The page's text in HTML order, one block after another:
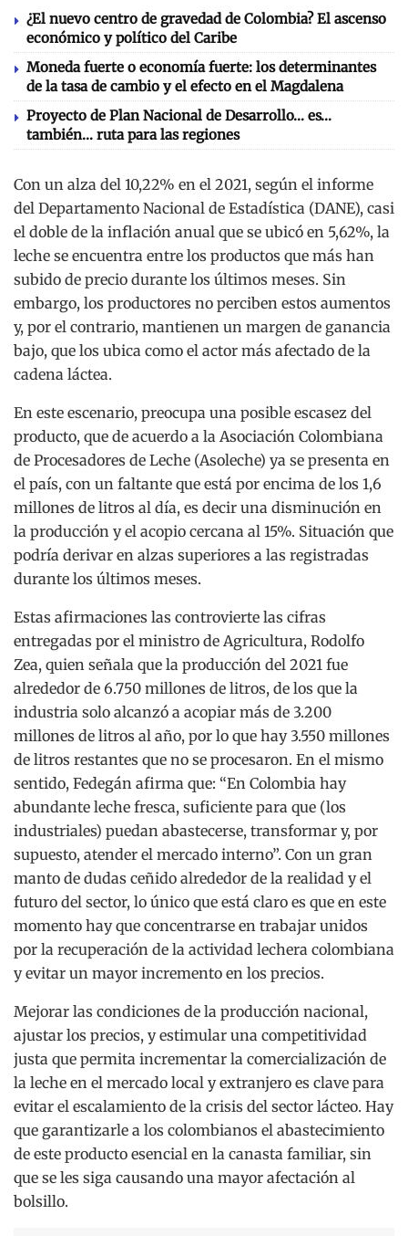
¿El nuevo centro de gravedad de Colombia? El ascenso
económico y político del Caribe
Moneda fuerte o economía fuerte: los determinantes
de la tasa de cambio y el efecto en el Magdalena
Proyecto de Plan Nacional de Desarrollo… es…
también… ruta para las regiones
Con un alza del 10,22% en el 2021, según el informe
del Departamento Nacional de Estadística (DANE), casi
el doble de la inflación anual que se ubicó en 5,62%, la
leche se encuentra entre los productos que más han
subido de precio durante los últimos meses. Sin
embargo, los productores no perciben estos aumentos
y, por el contrario, mantienen un margen de ganancia
bajo, que los ubica como el actor más afectado de la
cadena láctea.
En este escenario, preocupa una posible escasez del
producto, que de acuerdo a la Asociación Colombiana
de Procesadores de Leche (Asoleche) ya se presenta en
el país, con un faltante que está por encima de los 1,6
millones de litros al día, es decir una disminución en
la producción y el acopio cercana al 15%. Situación que
podría derivar en alzas superiores a las registradas
durante los últimos meses.
Estas afirmaciones las controvierte las cifras
entregadas por el ministro de Agricultura, Rodolfo
Zea, quien señala que la producción del 2021 fue
alrededor de 6.750 millones de litros, de los que la
industria solo alcanzó a acopiar más de 3.200
millones de litros al año, por lo que hay 3.550 millones
de litros restantes que no se procesaron. En el mismo
sentido, Fedegán afirma que: “En Colombia hay
abundante leche fresca, suficiente para que (los
industriales) puedan abastecerse, transformar y, por
supuesto, atender el mercado interno”. Con un gran
manto de dudas ceñido alrededor de la realidad y el
futuro del sector, lo único que está claro es que en este
momento hay que concentrarse en trabajar unidos
por la recuperación de la actividad lechera colombiana
y evitar un mayor incremento en los precios.
Mejorar las condiciones de la producción nacional,
ajustar los precios, y estimular una competitividad
justa que permita incrementar la comercialización de
la leche en el mercado local y extranjero es clave para
evitar el escalamiento de la crisis del sector lácteo. Hay
que garantizarle a los colombianos el abastecimiento
de este producto esencial en la canasta familiar, sin
que se les siga causando una mayor afectación al
bolsillo.